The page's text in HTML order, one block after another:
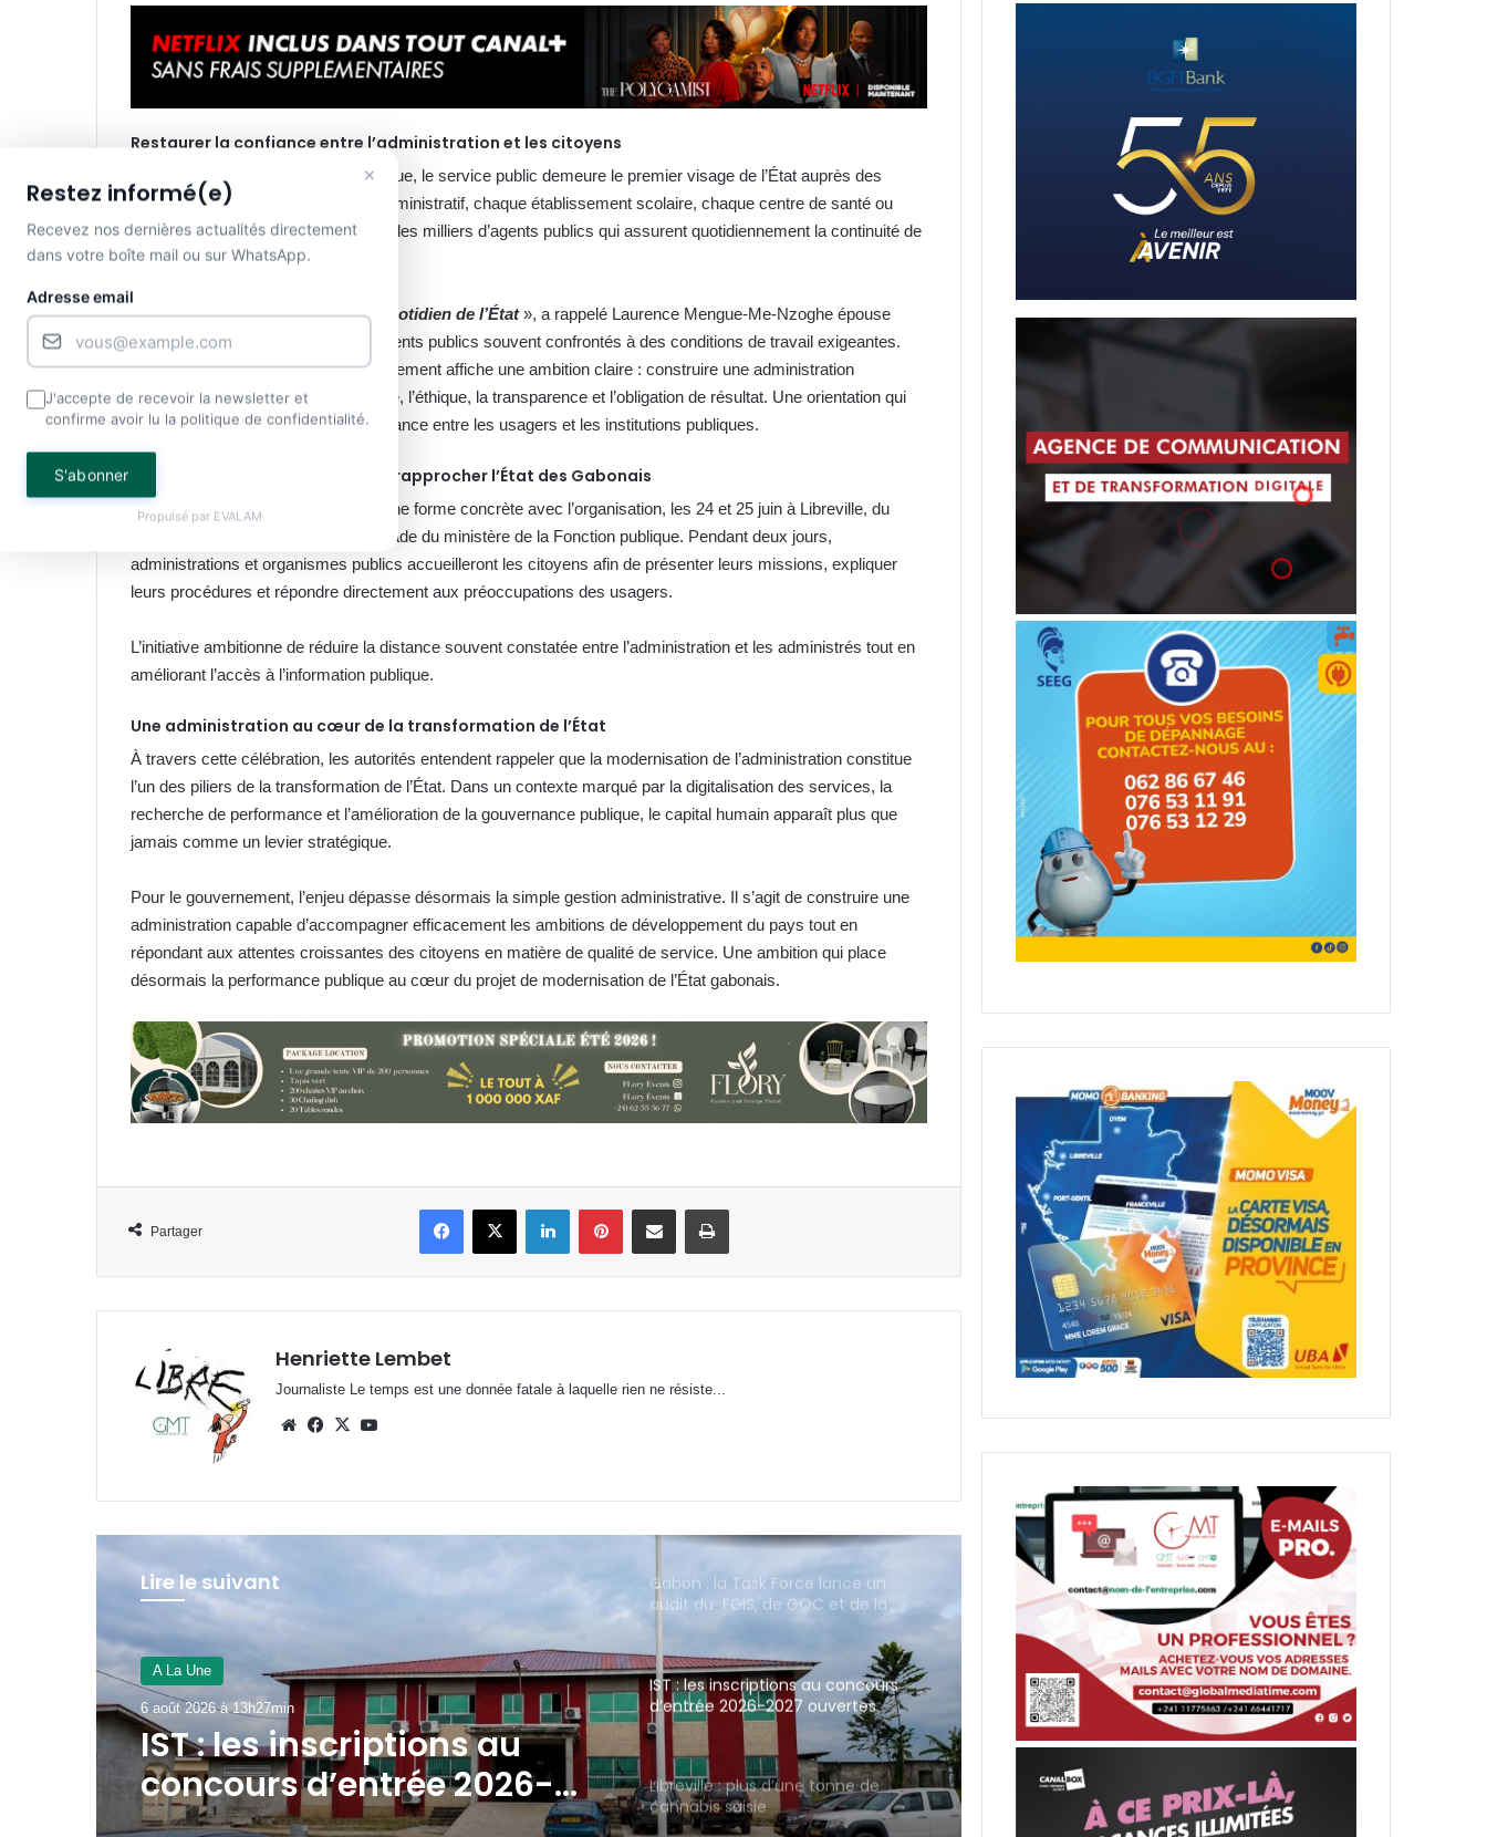
Restaurer la confiance entre l’administration et les citoyens
Pour la ministre de la Fonction publique, le service public demeure le premier visage de l’État auprès des
populations. Derrière chaque acte administratif, chaque établissement scolaire, chaque centre de santé ou
chaque service de sécurité, ce sont des milliers d’agents publics qui assurent quotidiennement la continuité de
l’action publique.
«Le service public est le visage quotidien de l’État», a rappelé Laurence Mengue-Me-Nzoghe épouse
Ndong, saluant l’engagement des agents publics souvent confrontés à des conditions de travail exigeantes.
Au-delà de cet hommage, le gouvernement affiche une ambition claire : construire une administration
davantage fondée sur la performance, l’éthique, la transparence et l’obligation de résultat. Une orientation qui
vise à restaurer durablement la confiance entre les usagers et les institutions publiques.
Le Village du service public pour rapprocher l’État des Gabonais
Cette volonté de proximité prendra une forme concrète avec l’organisation, les 24 et 25 juin à Libreville, du
Village du service public sur l’esplanade du ministère de la Fonction publique. Pendant deux jours,
administrations et organismes publics accueilleront les citoyens afin de présenter leurs missions, expliquer
leurs procédures et répondre directement aux préoccupations des usagers.
L’initiative ambitionne de réduire la distance souvent constatée entre l’administration et les administrés tout en
améliorant l’accès à l’information publique.
Une administration au cœur de la transformation de l’État
À travers cette célébration, les autorités entendent rappeler que la modernisation de l’administration constitue
l’un des piliers de la transformation de l’État. Dans un contexte marqué par la digitalisation des services, la
recherche de performance et l’amélioration de la gouvernance publique, le capital humain apparaît plus que
jamais comme un levier stratégique.
Pour le gouvernement, l’enjeu dépasse désormais la simple gestion administrative. Il s’agit de construire une
administration capable d’accompagner efficacement les ambitions de développement du pays tout en
répondant aux attentes croissantes des citoyens en matière de qualité de service. Une ambition qui place
désormais la performance publique au cœur du projet de modernisation de l’État gabonais.
Partager
FacebookX LinkedinPinterestPartager par email Imprimer
Henriette Lembet
Journaliste Le temps est une donnée fatale à laquelle rien ne résiste...
WebsiteFacebook
X
Lire le suivant
JUSTICE
6 août 2026 à 11h39min
Libreville : plus d’une tonne
de cannabis saisie
Cybersécurité : la SEEG révèle avoir
infrastructures informatiques
Gabon : Hermann Immongault
échange avec la Fondation Prince
Albert II de Monaco sur son projet
semaine
Gabon : VAALCO Energy met en
Gabon : stages payants au CHUL,
une mesure légale ou une
audit du FGIS, de GOC et de la
IST : les inscriptions au concours
d’entrée 2026-2027 ouvertes
jusqu’au 31 août
Libreville : plus d’une tonne de
cannabis saisie
Gabon : 1 664 délégués élus lors des
premières élections
professionnelles
×
Restez informé(e)
Recevez nos dernières actualités directement
dans votre boîte mail ou sur WhatsApp.
Adresse email
J'accepte de recevoir la newsletter et
confirme avoir lu la politique de confidentialité.
S'abonner
Propulsé par EVALAM